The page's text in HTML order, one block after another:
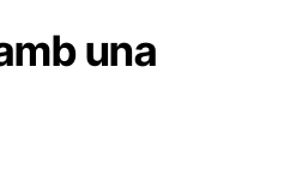
una